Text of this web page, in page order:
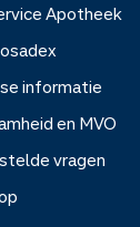
Apotheek
informatie
en MVO
vragen